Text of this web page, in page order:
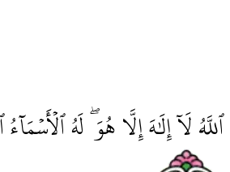
ٱللَّهُ لَآ إِلَٰهَ إِلَّا هُوَ ۖ لَهُ